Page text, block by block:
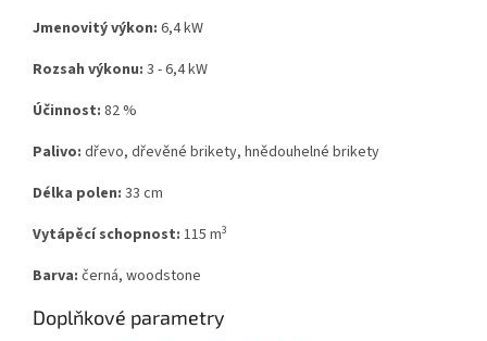
Jmenovitý výkon: 6,4 kW
Rozsah výkonu: 3 - 6,4 kW
Účinnost: 82 %
Palivo: dřevo, dřevěné brikety, hnědouhelné brikety
Délka polen: 33 cm
Vytápěcí schopnost: 115 m3
Barva: černá, woodstone
Doplňkové parametry